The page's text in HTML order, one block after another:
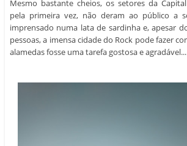
pessoas, a imensa cidade do Rock pode fazer
alamedas fosse uma tarefa gostosa e